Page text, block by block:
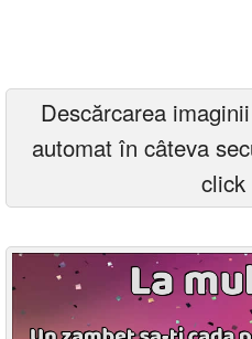
Felicitari muzicale
Descărcarea
automat în câteva
click